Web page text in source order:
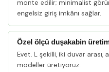
monte edilir; minimalist
engelsiz giriş imkânı sağlar.
Özel ölçü duşakabin
Evet. L şekilli, iki duvar arası,
modeller üretiyoruz.